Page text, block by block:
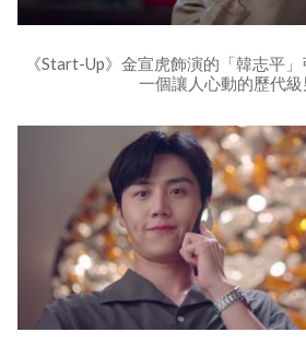
《Start-Up》金宣虎飾演的「韓志平
一個讓人心動的歷代級